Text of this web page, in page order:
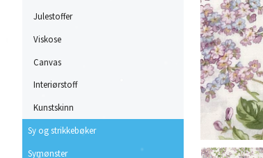
Julestoffer
Viskose
Canvas
Interiørstoff
Kunstskinn
Sy og strikkebøker
Symønster